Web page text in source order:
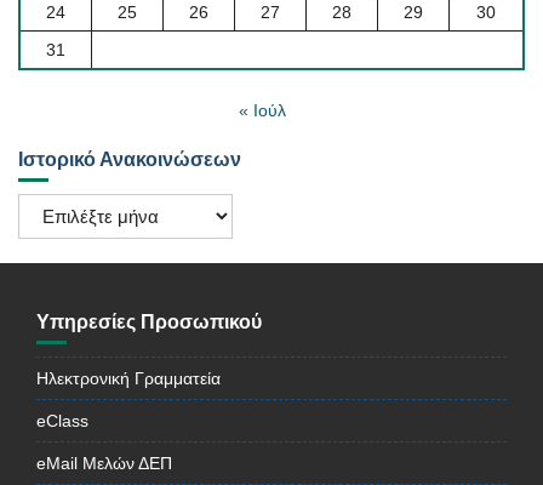
24
25 26 27 28 29
30
31
« Ιούλ
Ιστορικό Ανακοινώσεων
Ιστορικό
Ανακοινώσεων
Υπηρεσίες Προσωπικού
Ηλεκτρονική Γραμματεία
eClass
eMail Μελών ΔΕΠ